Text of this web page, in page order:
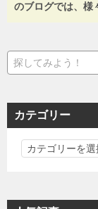
のブログでは、様
検
索
カテゴリー
カ
リ